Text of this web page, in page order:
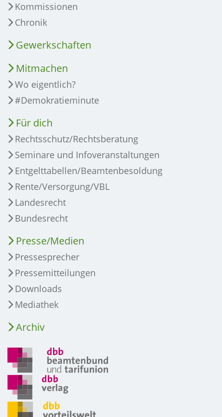
Kommissionen
Chronik
Gewerkschaften
Mitmachen
Wo eigentlich?
#Demokratieminute
Für dich
Rechtsschutz/Rechtsberatung
Seminare und Infoveranstaltungen
Entgelttabellen/Beamtenbesoldung
Rente/Versorgung/VBL
Landesrecht
Bundesrecht
Presse/Medien
Pressesprecher
Pressemitteilungen
Downloads
Mediathek
Archiv